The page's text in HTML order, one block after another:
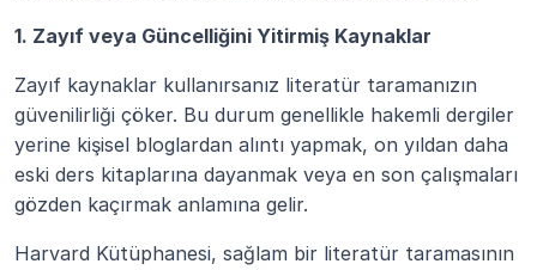
1. Zayıf veya Güncelliğini Yitirmiş Kaynaklar
Zayıf kaynaklar kullanırsanız literatür taramanızın
güvenilirliği çöker. Bu durum genellikle hakemli dergiler
yerine kişisel bloglardan alıntı yapmak, on yıldan daha
eski ders kitaplarına dayanmak veya en son çalışmaları
gözden kaçırmak anlamına gelir.
Harvard Kütüphanesi, sağlam bir literatür taramasının